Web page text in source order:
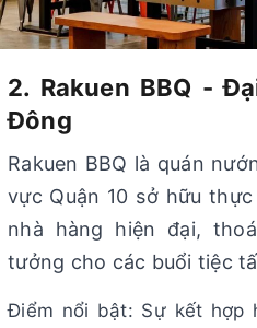
2. Rakuen BBQ -
Đông
Rakuen BBQ là quán
vực Quận 10 sở hữu
nhà hàng hiện đại,
tưởng cho các buổi tiệc
Điểm nổi bật: Sự kết hợp